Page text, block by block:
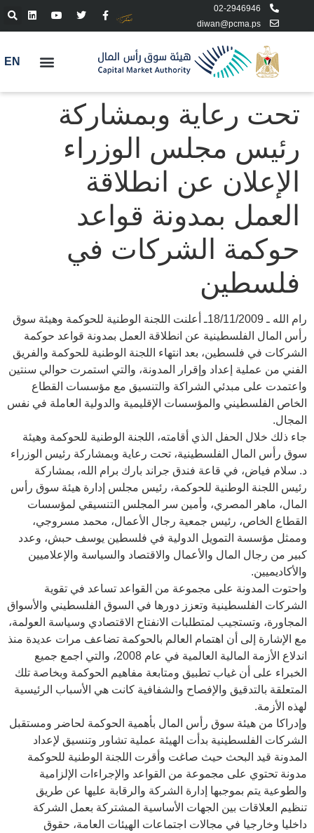
02-2946946
diwan@pcma.ps
EN
تحت رعاية وبمشاركة
رئيس مجلس الوزراء
الإعلان عن انطلاقة
العمل بمدونة قواعد
حوكمة الشركات في
فلسطين
رام الله ـ 18/11/2009ـ أعلنت اللجنة الوطنية للحوكمة وهيئة سوق
رأس المال الفلسطينية عن انطلاقة العمل بمدونة قواعد حوكمة
الشركات في فلسطين، بعد انتهاء اللجنة الوطنية للحوكمة والفريق
الفني من عملية إعداد وإقرار المدونة، والتي استمرت حوالي سنتين
واعتمدت على مبدئي الشراكة والتنسيق مع مؤسسات القطاع
الخاص الفلسطيني والمؤسسات الإقليمية والدولية العاملة في نفس
المجال.
جاء ذلك خلال الحفل الذي أقامته، اللجنة الوطنية للحوكمة وهيئة
سوق رأس المال الفلسطينية، تحت رعاية وبمشاركة رئيس الوزراء
د. سلام فياض، في قاعة فندق جراند بارك برام الله، بمشاركة
رئيس اللجنة الوطنية للحوكمة، رئيس مجلس إدارة هيئة سوق رأس
المال، ماهر المصري، وأمين سر المجلس التنسيقي لمؤسسات
القطاع الخاص، رئيس جمعية رجال الأعمال، محمد مسروجي،
وممثل مؤسسة التمويل الدولية في فلسطين يوسف حبش، وعدد
كبير من رجال المال والأعمال والاقتصاد والسياسة والإعلاميين
والأكاديميين.
واحتوت المدونة على مجموعة من القواعد تساعد في تقوية
الشركات الفلسطينية وتعزز دورها في السوق الفلسطيني والأسواق
المجاورة، وتستجيب لمتطلبات الانفتاح الاقتصادي وسياسة العولمة،
مع الإشارة إلى أن اهتمام العالم بالحوكمة تضاعف مرات عديدة منذ
اندلاع الأزمة المالية العالمية في عام 2008، والتي اجمع جميع
الخبراء على أن غياب تطبيق ومتابعة مفاهيم الحوكمة وبخاصة تلك
المتعلقة بالتدقيق والإفصاح والشفافية كانت هي الأسباب الرئيسية
لهذه الأزمة.
وإدراكا من هيئة سوق رأس المال بأهمية الحوكمة لحاضر ومستقبل
الشركات الفلسطينية بدأت الهيئة عملية تشاور وتنسيق لإعداد
المدونة قيد البحث حيث صاغت وأقرت اللجنة الوطنية للحوكمة
مدونة تحتوي على مجموعة من القواعد والإجراءات الإلزامية
والطوعية يتم بموجبها إدارة الشركة والرقابة عليها عن طريق
تنظيم العلاقات بين الجهات الأساسية المشتركة بعمل الشركة
داخليا وخارجيا في مجالات اجتماعات الهيئات العامة، حقوق